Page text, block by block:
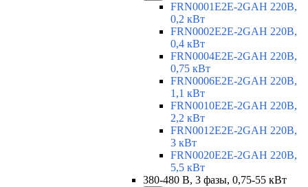
FRN0001E2E-2GAH 220В,
0,2 кВт
FRN0002E2E-2GAH 220В,
0,4 кВт
FRN0004E2E-2GAH 220В,
0,75 кВт
FRN0006E2E-2GAH 220В,
1,1 кВт
FRN0010E2E-2GAH 220В,
2,2 кВт
FRN0012E2E-2GAH 220В,
3 кВт
FRN0020E2E-2GAH 220В,
5,5 кВт
380-480 В, 3 фазы, 0,75-55 кВт